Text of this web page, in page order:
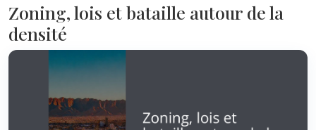
Zoning, lois et bataille autour de la
densité